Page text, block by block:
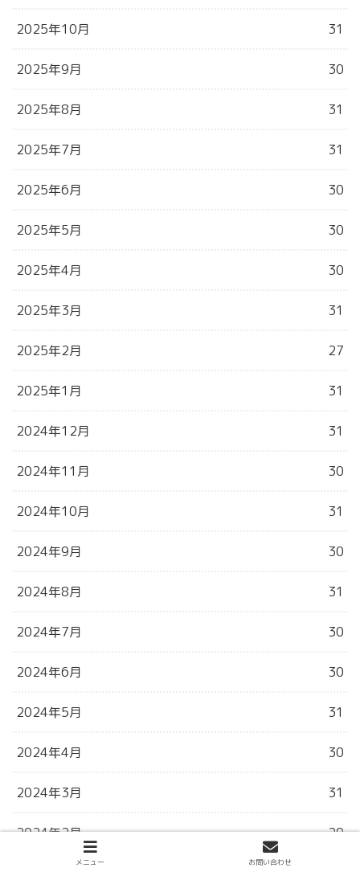
2025年10月 31
2025年9月 30
2025年8月 31
2025年7月 31
2025年6月 30
2025年5月 30
2025年4月 30
2025年3月 31
2025年2月 27
2025年1月 31
2024年12月 31
2024年11月 30
2024年10月 31
2024年9月 30
2024年8月 31
2024年7月 30
2024年6月 30
2024年5月 31
2024年4月 30
2024年3月 31
2024年2月 29
メニュー お問い合わせ